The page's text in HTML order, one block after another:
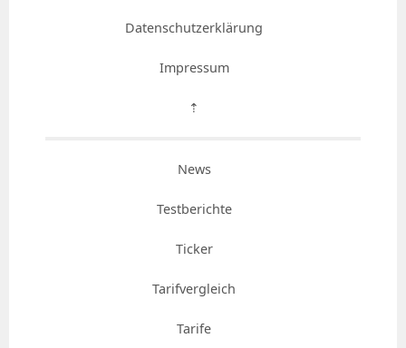
Datenschutzerklärung
Impressum
⇡
News
Testberichte
Ticker
Tarifvergleich
Tarife